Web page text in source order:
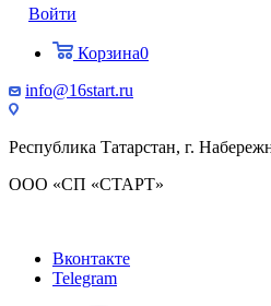
Войти
Корзина0
info@16start.ru
Республика Татарстан, г.
ООО «СП «СТАРТ»
Вконтакте
Telegram